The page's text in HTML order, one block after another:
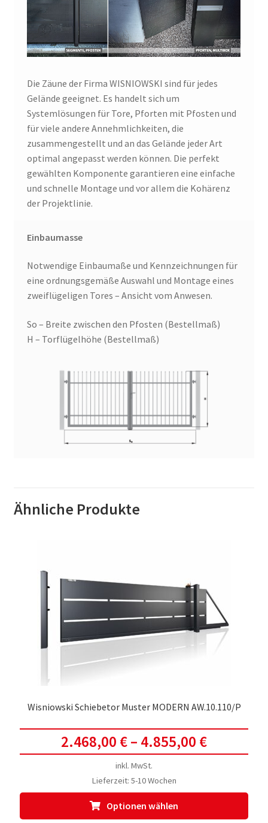
Die Zäune der Firma WISNIOWSKI sind für jedes
Gelände geeignet. Es handelt sich um
Systemlösungen für Tore, Pforten mit Pfosten und
für viele andere Annehmlichkeiten, die
zusammengestellt und an das Gelände jeder Art
optimal angepasst werden können. Die perfekt
gewählten Komponente garantieren eine einfache
und schnelle Montage und vor allem die Kohärenz
der Projektlinie.
Einbaumasse
Notwendige Einbaumaße und Kennzeichnungen für
eine ordnungsgemäße Auswahl und Montage eines
zweiflügeligen Tores – Ansicht vom Anwesen.
So – Breite zwischen den Pfosten (Bestellmaß)
H – Torflügelhöhe (Bestellmaß)
Ähnliche Produkte
Wisniowski Schiebetor Muster MODERN AW.10.110/P
2.468,00 €– 4.855,00 €
inkl. MwSt.
Lieferzeit: 5-10 Wochen
Optionen wählen